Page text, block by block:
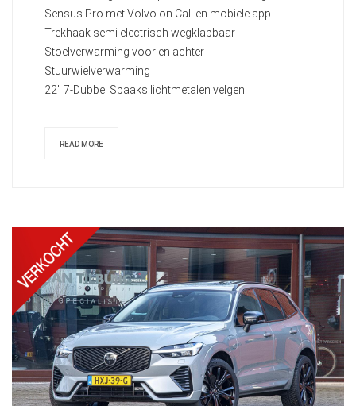
Sensus Pro met Volvo on Call en mobiele app
Trekhaak semi electrisch wegklapbaar
Stoelverwarming voor en achter
Stuurwielverwarming
22" 7-Dubbel Spaaks lichtmetalen velgen
READ MORE